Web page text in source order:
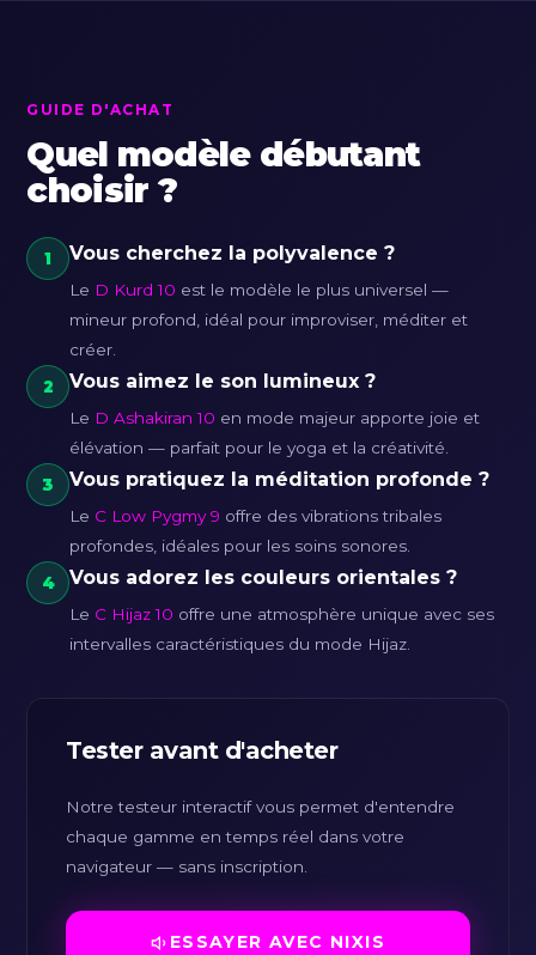
GUIDE D'ACHAT
Quel modèle débutant
choisir ?
1 Vous cherchez la polyvalence ?
Le D Kurd 10 est le modèle le plus universel —
mineur profond, idéal pour improviser, méditer et
créer.
2
Vous aimez le son lumineux ?
Le D Ashakiran 10 en mode majeur apporte joie et
élévation — parfait pour le yoga et la créativité.
3
Vous pratiquez la méditation profonde ?
Le C Low Pygmy 9 offre des vibrations tribales
profondes, idéales pour les soins sonores.
4
Vous adorez les couleurs orientales ?
Le C Hijaz 10 offre une atmosphère unique avec ses
intervalles caractéristiques du mode Hijaz.
Tester avant d'acheter
Notre testeur interactif vous permet d'entendre
chaque gamme en temps réel dans votre
navigateur — sans inscription.
ESSAYER AVEC NIXIS